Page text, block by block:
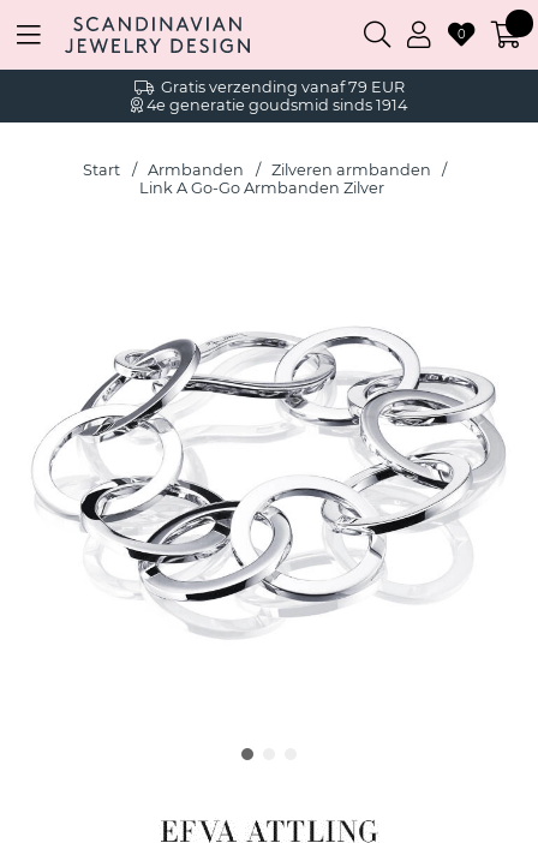
Gratis verzending vanaf 79 EUR
4e generatie goudsmid sinds 1914
0
Start Armbanden
Zilveren armbanden
Link A Go-Go Armbanden Zilver